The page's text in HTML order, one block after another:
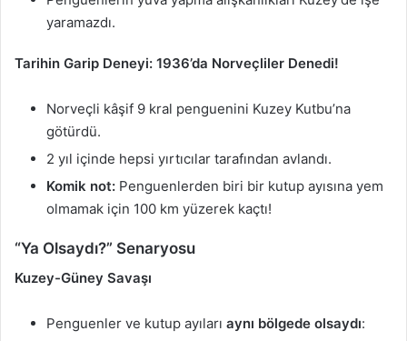
yaramazdı.
Tarihin Garip Deneyi: 1936’da Norveçliler Denedi!
Norveçli kâşif 9 kral penguenini Kuzey Kutbu’na
götürdü.
2 yıl içinde hepsi yırtıcılar tarafından avlandı.
Komik not: Penguenlerden biri bir kutup ayısına yem
olmamak için 100 km yüzerek kaçtı!
“Ya Olsaydı?” Senaryosu
Kuzey-Güney Savaşı
Penguenler ve kutup ayıları aynı bölgede olsaydı: